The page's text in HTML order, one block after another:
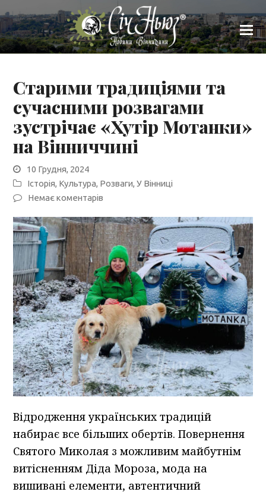
Старими традиціями та
сучасними розвагами
зустрічає «Хутір Мотанки»
на Вінниччині
10 Грудня, 2024
Історія, Культура, Розваги,У Вінниці
Немає коментарів
Відродження українських традицій
набирає все більших обертів. Повернення
Святого Миколая з можливим майбутнім
витісненням Діда Мороза, мода на
вишивані елементи, автентичний